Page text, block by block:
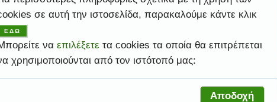
σας ανάγκη.
υπηρεσίες ώστε να σας βοηθήσει να
σας ανάγκη.
σε αυτή την ιστοσελίδα, παρακαλούμε κάντε κλικ
ΕΔΩ
να επιλέξετε τα cookies τα οποία θα επιτρέπεται
χρησιμοποιούνται από τον ιστότοπό μας:
Αποδοχή